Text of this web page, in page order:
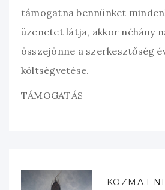
támogatna bennünket
üzenetet látja, akkor néhány
összejönne a szerkesztőség
költségvetése.
TÁMOGATÁS